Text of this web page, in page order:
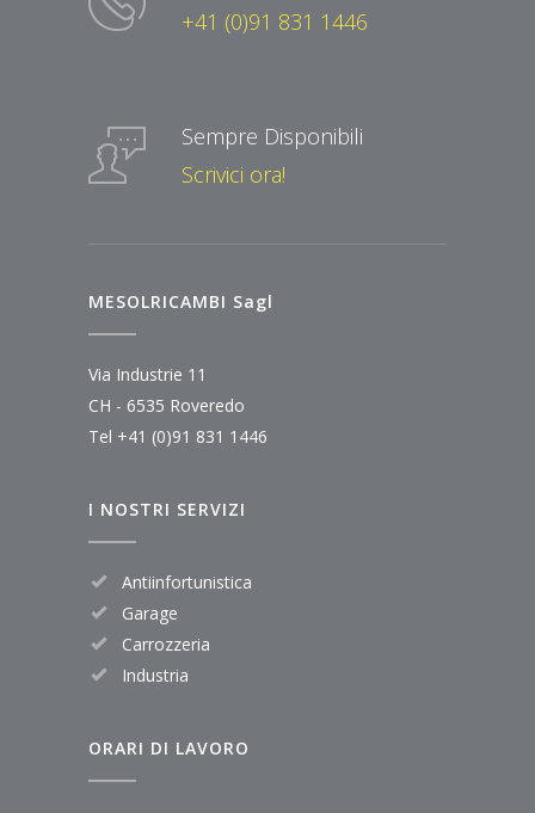
+41 (0)91 831 1446
Sempre Disponibili
Scrivici ora!
MESOLRICAMBI Sagl
Via Industrie 11
CH - 6535 Roveredo
Tel +41 (0)91 831 1446
I NOSTRI SERVIZI
Antiinfortunistica
Garage
Carrozzeria
Industria
ORARI DI LAVORO